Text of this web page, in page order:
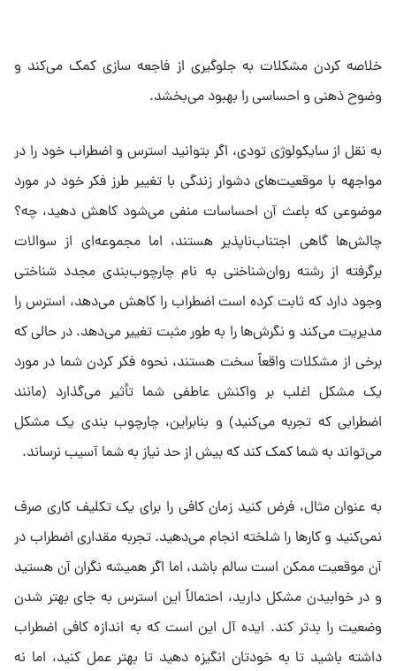
خلاصه کردن مشکلات به جلوگیری از فاجعه سازی کمک می‌کند و
وضوح ذهنی و احساسی را بهبود می‌بخشد.
به نقل از سایکولوژی تودی، اگر بتوانید استرس و اضطراب خود را در
مواجهه با موقعیت‌های دشوار زندگی با تغییر طرز فکر خود در مورد
موضوعی که باعث آن احساسات منفی می‌شود کاهش دهید، چه؟
چالش‌ها گاهی اجتناب‌ناپذیر هستند، اما مجموعه‌ای از سوالات
برگرفته از رشته روان‌شناختی به نام چارچوب‌بندی مجدد شناختی
وجود دارد که ثابت کرده است اضطراب را کاهش می‌دهد، استرس را
مدیریت می‌کند و نگرش‌ها را به طور مثبت تغییر می‌دهد. در حالی که
برخی از مشکلات واقعاً سخت هستند، نحوه فکر کردن شما در مورد
یک مشکل اغلب بر واکنش عاطفی شما تأثیر می‌گذارد (مانند
اضطرابی که تجربه می‌کنید) و بنابراین، چارچوب بندی یک مشکل
می‌تواند به شما کمک کند که بیش از حد نیاز به شما آسیب نرساند.
به عنوان مثال، فرض کنید زمان کافی را برای یک تکلیف کاری صرف
نمی‌کنید و کار‌ها را شلخته انجام می‌دهید. تجربه مقداری اضطراب در
آن موقعیت ممکن است سالم باشد، اما اگر همیشه نگران آن هستید
و در خوابیدن مشکل دارید، احتمالاً این استرس به جای بهتر شدن
وضعیت را بدتر کند. ایده آل این است که به اندازه کافی اضطراب
داشته باشید تا به خودتان انگیزه دهید تا بهتر عمل کنید، اما نه